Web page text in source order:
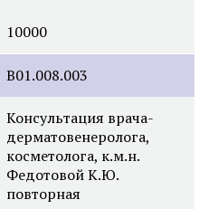
10000
B01.008.003
Консультация врача-
дерматовенеролога,
косметолога, к.м.н.
Федотовой К.Ю.
повторная